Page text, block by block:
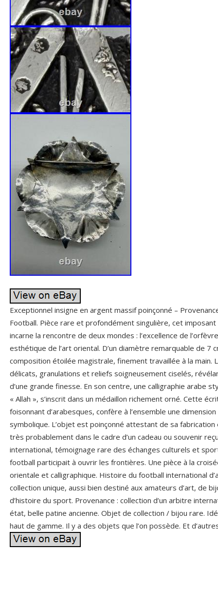
Exceptionnel insigne en argent massif poinçonné –
Football. Pièce rare et profondément singulière, cet
incarne la rencontre de deux mondes : l’excellence de
esthétique de l’art oriental. D’un diamètre remarquable de 7
composition étoilée magistrale, finement travaillée à la main.
délicats, granulations et reliefs soigneusement ciselés,
d’une grande finesse. En son centre, une calligraphie arabe
« Allah », s’inscrit dans un médaillon richement orné. Cette
foisonnant d’arabesques, confère à l’ensemble une
symbolique. L’objet est poinçonné attestant de sa fabrication
très probablement dans le cadre d’un cadeau ou souvenir
international, témoignage rare des échanges culturels et
football participait à ouvrir les frontières. Une pièce à la
orientale et calligraphique. Histoire du football international
collection unique, aussi bien destiné aux amateurs d’art, de
d’histoire du sport. Provenance : collection d’un arbitre
état, belle patine ancienne. Objet de collection / bijou rare.
haut de gamme. Il y a des objets que l’on possède. Et